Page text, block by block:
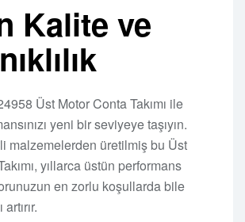
Kalite ve
Üst Motor Conta Takımı ile
yeni bir seviyeye taşıyın.
malzemelerden üretilmiş bu Üst
yıllarca üstün performans
en zorlu koşullarda bile
artırır.